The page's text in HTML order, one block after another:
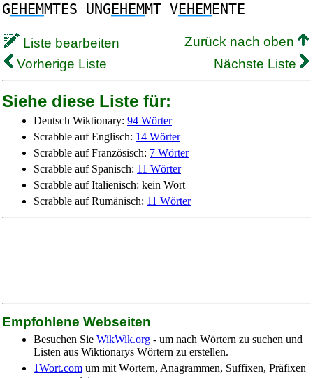
GEHEMMTES UNGEHEMMT VEHEMENTE
Liste bearbeiten
Zurück nach oben
Vorherige Liste
Nächste Liste
Siehe diese Liste für:
Deutsch Wiktionary: 94 Wörter
Scrabble auf Englisch: 14 Wörter
Scrabble auf Französisch: 7 Wörter
Scrabble auf Spanisch: 11 Wörter
Scrabble auf Italienisch: kein Wort
Scrabble auf Rumänisch: 11 Wörter
Empfohlene Webseiten
Besuchen Sie WikWik.org - um nach Wörtern zu suchen und
Listen aus Wiktionarys Wörtern zu erstellen.
1Wort.com um mit Wörtern, Anagrammen, Suffixen, Präfixen